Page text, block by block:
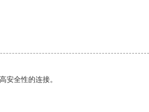
安全性的连接。